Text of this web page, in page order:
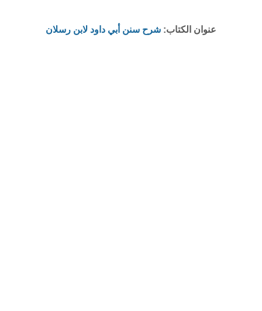
عنوان الكتاب: شرح سنن أبي داود لابن رسلان